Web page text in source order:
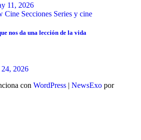
11, 2026
Cine Secciones Series y cine
nos da una lección de la vida
2026
con WordPress | NewsExo por